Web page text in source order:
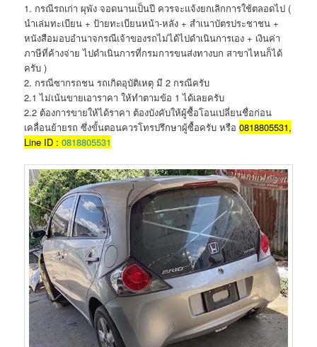
1. กรณีรถเก่า ผุพัง จอดนานเป็นปี ควรจะแจ้งยกเลิกการใช้ตลอดไป (
นำเล่มทะเบียน + ป้ายทะเบียนหน้า-หลัง + สำเนาบัตรประชาชน +
หนังสือมอบอำนาจกรณีเจ้าของรถไม่ได้ไปดำเนินการเอง + เงินค่า
ภาษีที่ค้างจ่าย ไปดำเนินการที่กรมการขนส่งทางบก สาขาไหนก็ได้
ครับ )
2. กรณีซากรถชน รถเกิดอุบัติเหตุ มี 2 กรณีครับ
2.1 ไม่เน้นขายเอาราคา ให้ทำตามข้อ 1 ได้เลยครับ
2.2 ต้องการขายให้ได้ราคา ต้องบังคับให้ผู้ซื้อโอนเปลี่ยนชื่อก่อน
เคลื่อนย้ายรถ ซึ่งขั้นตอนควรโทรปรึกษาผู้ซื้อครับ หรือ0818805531,
Line ID :0818805531